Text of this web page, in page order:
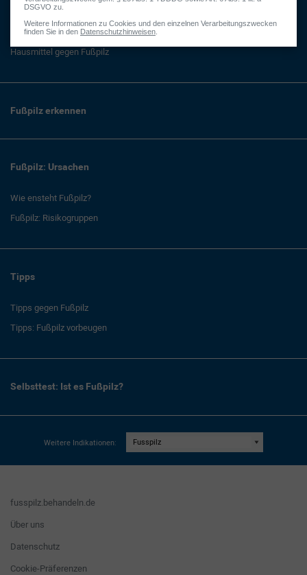
Fußpilz: Behandlung im Überblick
Hilfe aus der Apotheke
Hausmittel gegen Fußpilz
Fußpilz erkennen
Fußpilz: Ursachen
Wie ensteht Fußpilz?
Fußpilz: Risikogruppen
Tipps
Tipps gegen Fußpilz
Tipps: Fußpilz vorbeugen
Selbsttest: Ist es Fußpilz?
Weitere Indikationen:
fusspilz.behandeln.de
Über uns
Datenschutz
Cookie-Präferenzen